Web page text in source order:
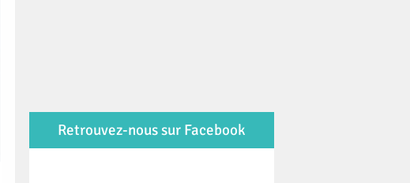
Retrouvez-nous sur Facebook